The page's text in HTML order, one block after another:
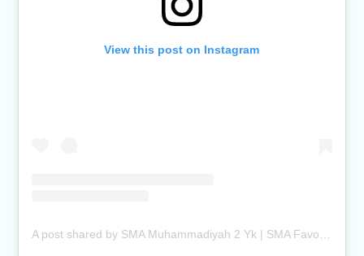
View this post on Instagram